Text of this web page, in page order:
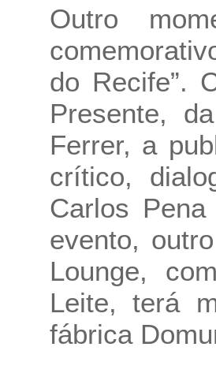
Outro
do Recife”.
Presente,
Ferrer, a
crítico,
Carlos
evento,
Lounge,
Leite, terá
fábrica